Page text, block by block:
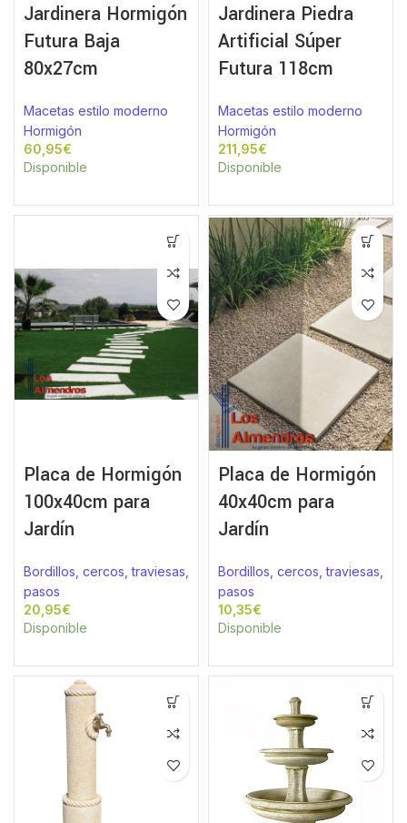
Jardinera Hormigón
Futura Baja
80x27cm
Macetas estilo moderno
Hormigón
€
Disponible
Jardinera Piedra
Artificial Súper
Futura 118cm
Macetas estilo moderno
Hormigón
€
Disponible
Placa de Hormigón
100x40cm para
Jardín
Bordillos, cercos, traviesas,
pasos
€
Disponible
Placa de Hormigón
40x40cm para
Jardín
Bordillos, cercos, traviesas,
pasos
€
Disponible